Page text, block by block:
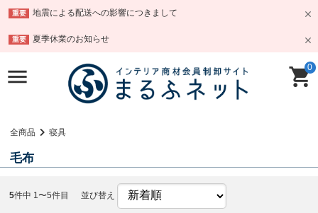
重要 地震による配送への影響につきまして
重要 夏季休業のお知らせ
0
全商品 寝具
毛布
5件中 1〜5件目 並び替え